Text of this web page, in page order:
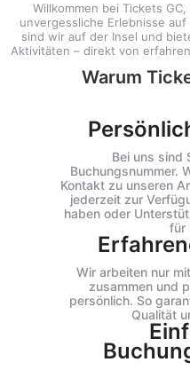
Willkommen bei Tickets
unvergessliche Erlebnisse
sind wir auf der Insel und
Aktivitäten – direkt von
Warum
Bei uns sind
Buchungsnummer.
Kontakt zu unseren
jederzeit zur
haben oder
für
Wir arbeiten nur
zusammen und
persönlich. So
Qualität